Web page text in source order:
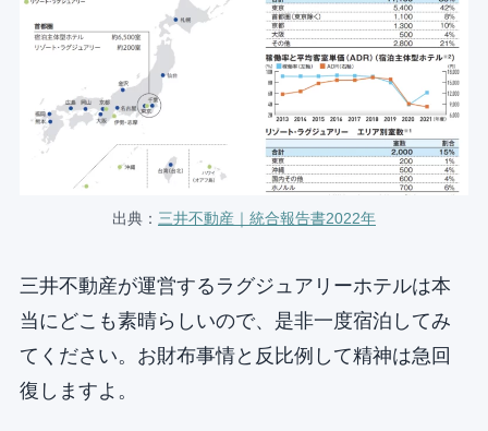
出典： 三井不動産｜統合報告書2022年
三井不動産が運営するラグジュアリーホテルは本
当にどこも素晴らしいので、是非一度宿泊してみ
てください。お財布事情と反比例して精神は急回
復しますよ。